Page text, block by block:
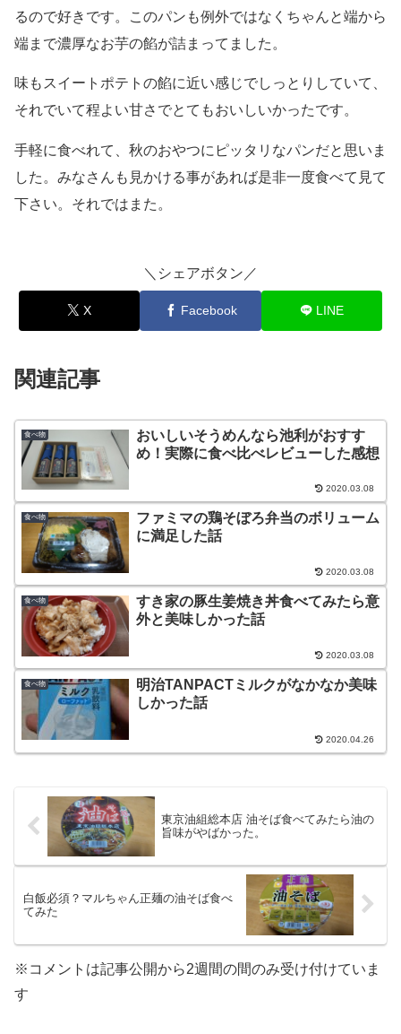
るので好きです。このパンも例外ではなくちゃんと端から
端まで濃厚なお芋の餡が詰まってました。
味もスイートポテトの餡に近い感じでしっとりしていて、
それでいて程よい甘さでとてもおいしいかったです。
手軽に食べれて、秋のおやつにピッタリなパンだと思いま
した。みなさんも見かける事があれば是非一度食べて見て
下さい。それではまた。
＼シェアボタン／
X Facebook LINE
関連記事
食べ物
おいしいそうめんなら池利がおすす
め！実際に食べ比べレビューした感想
2020.03.08
食べ物
ファミマの鶏そぼろ弁当のボリューム
に満足した話
2020.03.08
食べ物
すき家の豚生姜焼き丼食べてみたら意
外と美味しかった話
2020.03.08
食べ物
明治TANPACTミルクがなかなか美味
しかった話
2020.04.26
東京油組総本店 油そば食べてみたら油の
旨味がやばかった。
白飯必須？マルちゃん正麺の油そば食べ
てみた
※コメントは記事公開から2週間の間のみ受け付けていま
す